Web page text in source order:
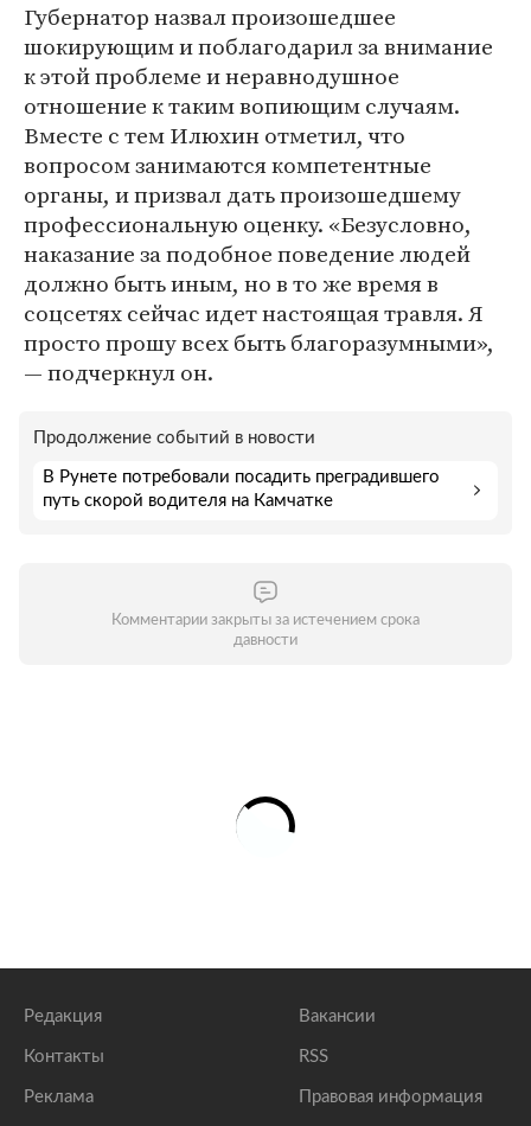
Губернатор назвал произошедшее
шокирующим и поблагодарил за внимание
к этой проблеме и неравнодушное
отношение к таким вопиющим случаям.
Вместе с тем Илюхин отметил, что
вопросом занимаются компетентные
органы, и призвал дать произошедшему
профессиональную оценку. «Безусловно,
наказание за подобное поведение людей
должно быть иным, но в то же время в
соцсетях сейчас идет настоящая травля. Я
просто прошу всех быть благоразумными»,
— подчеркнул он.
Продолжение событий в новости
В Рунете потребовали посадить преградившего
путь скорой водителя на Камчатке
Комментарии закрыты за истечением срока
давности
Редакция
Контакты
Реклама
Вакансии
RSS
Правовая информация